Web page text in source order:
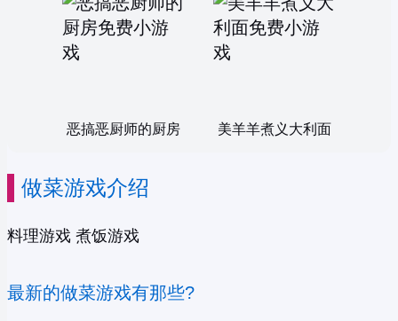
恶搞恶厨师的厨房 美羊羊煮义大利面
做菜游戏介绍
料理游戏 煮饭游戏
最新的做菜游戏有那些?